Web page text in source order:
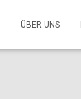
ÜBER UNS